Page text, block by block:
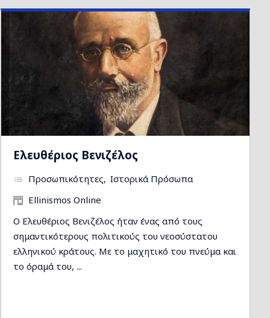
Ελευθέριος Βενιζέλος
Προσωπικότητες
Ιστορικά Πρόσωπα
Ellinismos Online
Ο Ελευθέριος Βενιζέλος ήταν ένας από τους
σημαντικότερους πολιτικούς του νεοσύστατου
ελληνικού κράτους. Με το μαχητικό του πνεύμα και
το όραμά του, ...